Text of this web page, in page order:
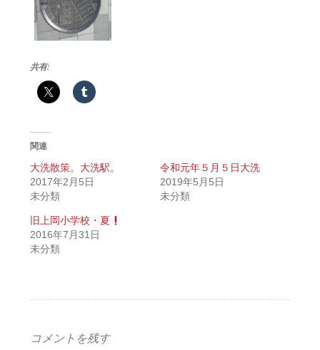
共有:
関連
大洗散策。大洗駅。
2017年2月5日
未分類
令和元年５月５日大洗
2019年5月5日
未分類
旧上岡小学校・夏
2016年7月31日
未分類
コメントを残す